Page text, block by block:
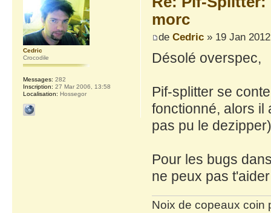
morc
de Cedric» 19 Jan
Désolé overspec,
Pif-splitter se
fonctionné, alors il
pas pu le
Pour les bugs
ne peux pas
Noix de copeaux coin
Cedric
Crocodile
Messages: 282
Inscription: 27 Mar 2006, 13:58
Localisation: Hossegor